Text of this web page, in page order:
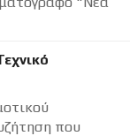
που